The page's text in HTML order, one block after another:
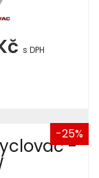
s DPH
-25%
-